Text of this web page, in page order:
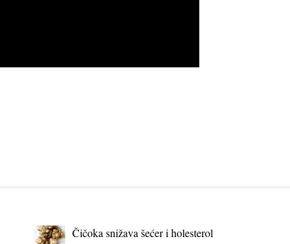
Čičoka snižava šećer i holesterol